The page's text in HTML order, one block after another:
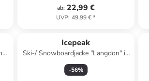
ab: 22,99 €
UVP: 49,99 €*
Icepeak
Ski-/ Snowboardjacke "Langdon" in
Schwarz/ Beige
-56%